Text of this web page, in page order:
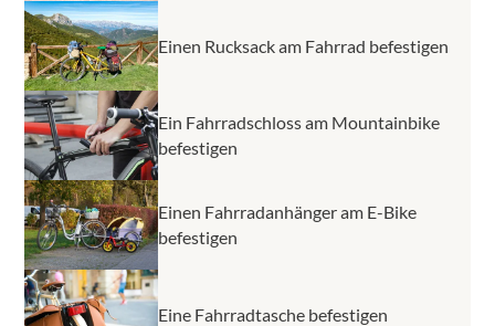
Einen Rucksack am Fahrrad befestigen
Ein Fahrradschloss am Mountainbike
befestigen
Einen Fahrradanhänger am E-Bike
befestigen
Eine Fahrradtasche befestigen